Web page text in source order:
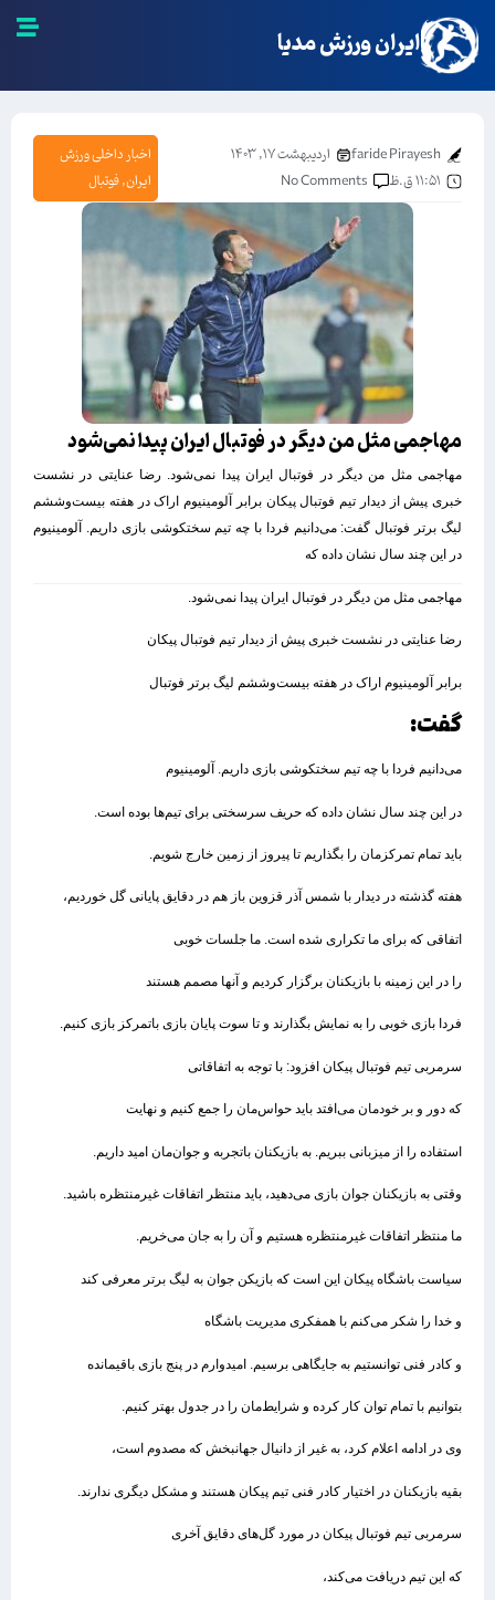
ایران ورزش مدیا
faride Pirayesh
اردیبهشت ۱۷, ۱۴۰۳
۱۱:۵۱ ق.ظ
No Comments
اخبار داخلی ورزش
ایران,فوتبال
مهاجمی مثل من دیگر در فوتبال ایران پیدا نمی‌شود
مهاجمی مثل من دیگر در فوتبال ایران پیدا نمی‌شود. رضا عنایتی در نشست
خبری پیش از دیدار تیم فوتبال پیکان برابر آلومینیوم اراک در هفته بیست‌وششم
لیگ برتر فوتبال گفت: می‌دانیم فردا با چه تیم سختکوشی بازی داریم. آلومینیوم
در این چند سال نشان داده که
مهاجمی مثل من دیگر در فوتبال ایران پیدا نمی‌شود.
رضا عنایتی در نشست خبری پیش از دیدار تیم فوتبال پیکان
برابر آلومینیوم اراک در هفته بیست‌وششم لیگ برتر فوتبال
گفت:
می‌دانیم فردا با چه تیم سختکوشی بازی داریم. آلومینیوم
در این چند سال نشان داده که حریف سرسختی برای تیم‌ها بوده است.
باید تمام تمرکزمان را بگذاریم تا پیروز از زمین خارج شویم.
هفته گذشته در دیدار با شمس آذر قزوین باز هم در دقایق پایانی گل خوردیم،
اتفاقی که برای ما تکراری شده است. ما جلسات خوبی
را در این زمینه با بازیکنان برگزار کردیم و آنها مصمم هستند
فردا بازی خوبی را به نمایش بگذارند و تا سوت پایان بازی باتمرکز بازی کنیم.
سرمربی تیم فوتبال پیکان افزود: با توجه به اتفاقاتی
که دور و بر خودمان می‌افتد باید حواس‌مان را جمع کنیم و نهایت
استفاده را از میزبانی ببریم. به بازیکنان باتجربه و جوان‌مان امید داریم.
وقتی به بازیکنان جوان بازی می‌دهید، باید منتظر اتفاقات غیرمنتظره باشید.
ما منتظر اتفاقات غیرمنتظره هستیم و آن را به جان می‌خریم.
سیاست باشگاه پیکان این است که بازیکن جوان به لیگ برتر معرفی کند
و خدا را شکر می‌کنم با همفکری مدیریت باشگاه
و کادر فنی توانستیم به جایگاهی برسیم. امیدوارم در پنج بازی باقیمانده
بتوانیم با تمام توان کار کرده و شرایط‌مان را در جدول بهتر کنیم.
وی در ادامه اعلام کرد، به غیر از دانیال جهانبخش که مصدوم است،
بقیه بازیکنان در اختیار کادر فنی تیم پیکان هستند و مشکل دیگری ندارند.
سرمربی تیم فوتبال پیکان در مورد گل‌های دقایق آخری
که این تیم دریافت می‌کند،